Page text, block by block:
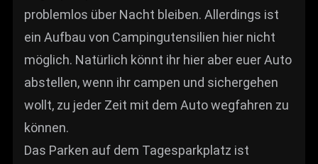
problemlos über Nacht bleiben. Allerdings ist
ein Aufbau von Campingutensilien hier nicht
möglich. Natürlich könnt ihr hier aber euer Auto
abstellen, wenn ihr campen und sichergehen
wollt, zu jeder Zeit mit dem Auto wegfahren zu
können.
Das Parken auf dem Tagesparkplatz ist